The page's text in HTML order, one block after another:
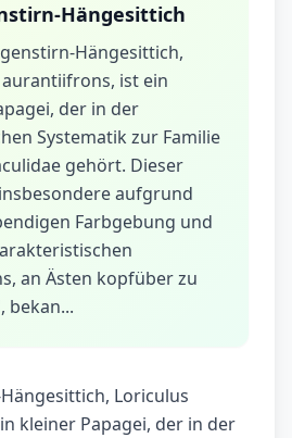
Hängesittich
Hängesittich,
ist ein
der in der
Systematik zur Familie
gehört. Dieser
aufgrund
Farbgebung und
an Ästen kopfüber zu
bekan...
Loriculus
kleiner Papagei, der in der